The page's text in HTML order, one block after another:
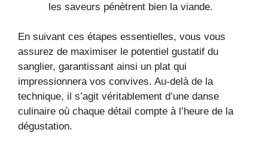
les saveurs pénètrent bien la viande.
En suivant ces étapes essentielles, vous vous
assurez de maximiser le potentiel gustatif du
sanglier, garantissant ainsi un plat qui
impressionnera vos convives. Au-delà de la
technique, il s’agit véritablement d’une danse
culinaire où chaque détail compte à l’heure de la
dégustation.